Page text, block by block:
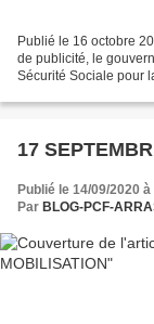
Publié le 16 octobre
de publicité, le
Sécurité Sociale pour
17
Publié le 14/09/2020
Par BLOG-PCF-